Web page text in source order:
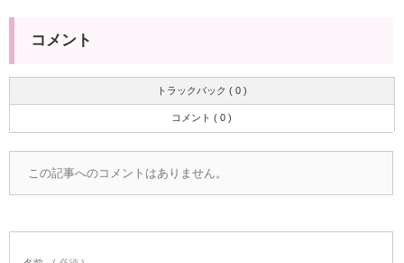
コメント
トラックバック ( 0 )
コメント ( 0 )
この記事へのコメントはありません。